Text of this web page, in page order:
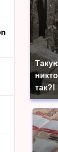
так?!